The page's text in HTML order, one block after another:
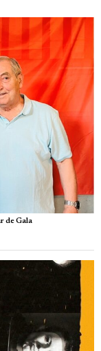
de Gala